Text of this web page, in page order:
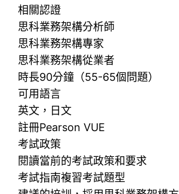
相關認證
思科業務架構分析師
思科業務架構專家
思科業務架構從業者
時長90分鐘（55-65個問題）
可用語言
英文，日文
註冊Pearson VUE
考試政策
閱讀當前的考試政策和要求
考試指南複習考試題型